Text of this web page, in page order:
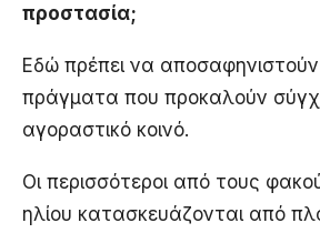
προστασία;
Εδώ πρέπει να
πράγματα που προκαλούν
αγοραστικό κοινό.
Οι περισσότεροι από τους
ηλίου κατασκευάζονται από